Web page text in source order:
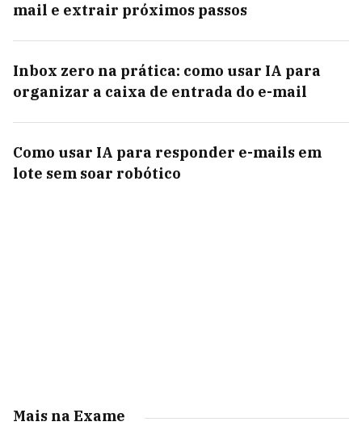
mail e extrair próximos passos
Inbox zero na prática: como usar IA para
organizar a caixa de entrada do e-mail
Como usar IA para responder e-mails em
lote sem soar robótico
Mais na Exame